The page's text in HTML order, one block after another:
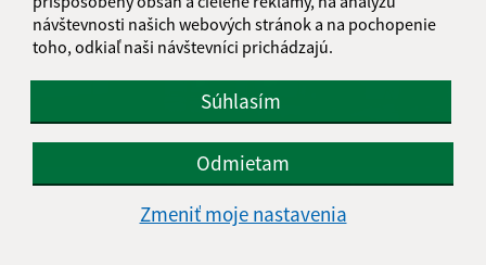
návštevnosti našich webových stránok a na pochopenie
toho, odkiaľ naši návštevníci prichádzajú.
Súhlasím
Odmietam
Zmeniť moje nastavenia
Vianočný koncert skupiny Basawel 2026